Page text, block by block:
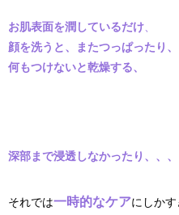
お肌表面を潤しているだけ
顔を洗うと、またつっぱったり、
何もつけないと乾燥する、
深部まで浸透しなかったり、、、
それでは一時的なケアにしかす